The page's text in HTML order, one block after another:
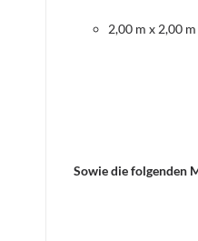
2,00 m x 2,00 m
Sowie die folgenden